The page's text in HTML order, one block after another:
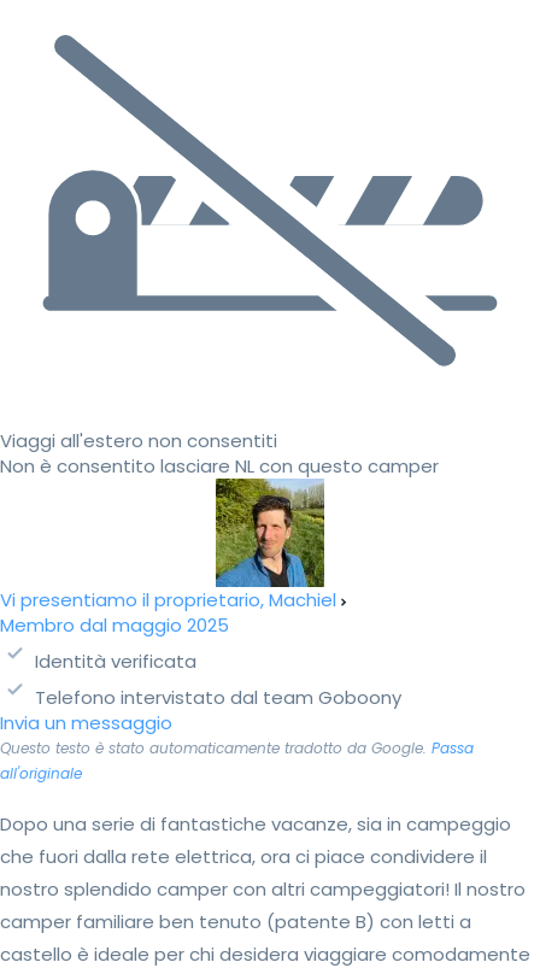
Viaggi all'estero non consentiti
Non è consentito lasciare NL con questo camper
Vi presentiamo il proprietario, Machiel
Membro dal maggio 2025
Identità verificata
Telefono intervistato dal team Goboony
Invia un messaggio
Questo testo è stato automaticamente tradotto da Google. Passa
all'originale
Dopo una serie di fantastiche vacanze, sia in campeggio
che fuori dalla rete elettrica, ora ci piace condividere il
nostro splendido camper con altri campeggiatori! Il nostro
camper familiare ben tenuto (patente B) con letti a
castello è ideale per chi desidera viaggiare comodamente